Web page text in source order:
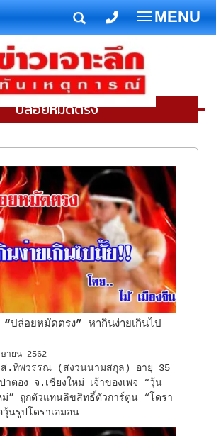
T
o
g
g
l
e
a
v
i
g
a
t
i
o
n
MENU
ปล่อยหมัดตรง
ล่อยหมัดตรง” หากินง่ายเกินไป
ายน 2562
.ทิพวรรณ (สงวนนามสกุล) อายุ 35
ตอง จ.เชียงใหม่ เจ้าของเพจ “วุ้น
ม่” ถูกตัวแทนลิขสิทธิ์ตัวการ์ตูน “โดรา
นรูปโดราเอมอน